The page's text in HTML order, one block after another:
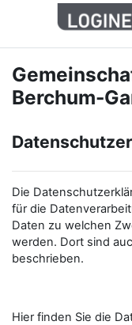
Zum Hauptinhalt
Berchum-
Die
für die
Daten zu welchen
werden. Dort sind
beschrieben.
Hier finden Sie die